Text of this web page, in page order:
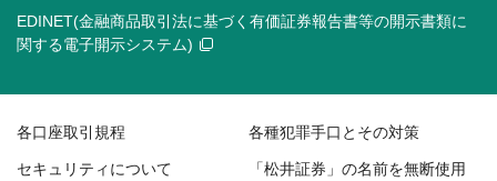
EDINET(金融商品取引法に基づく有価証券報告書等の開示書類に
関する電子開示システム)
各口座取引規程 各種犯罪手口とその対策
セキュリティについて
「松井証券」の名前を無断使用